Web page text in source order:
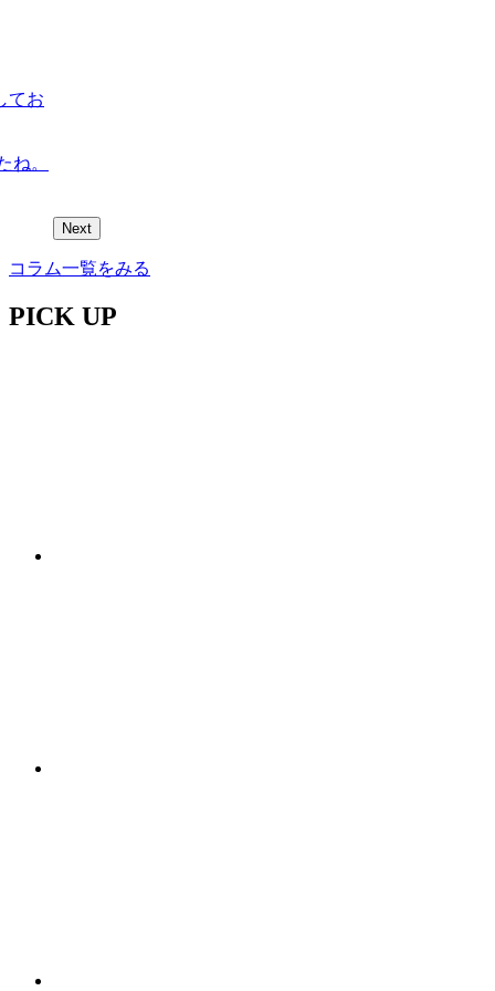
てお
ね。
Next
コラム一覧をみる
PICK UP